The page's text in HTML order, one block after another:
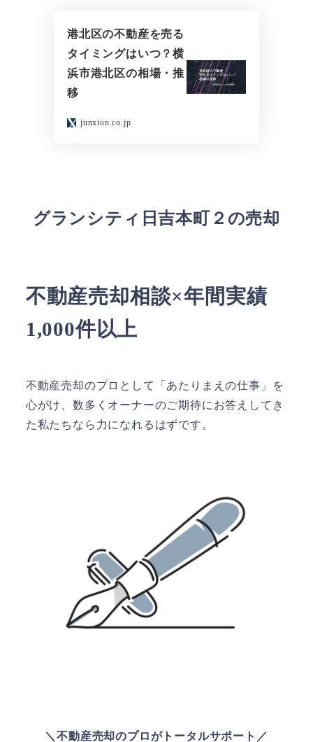
港北区の不動産を売る
タイミングはいつ？横
浜市港北区の相場・推
移
junxion.co.jp
グランシティ日吉本町２の売却
不動産売却相談×年間実績
1,000件以上
不動産売却のプロとして「あたりまえの仕事」を
心がけ、数多くオーナーのご期待にお答えしてき
た私たちなら力になれるはずです。
＼不動産売却のプロがトータルサポート／